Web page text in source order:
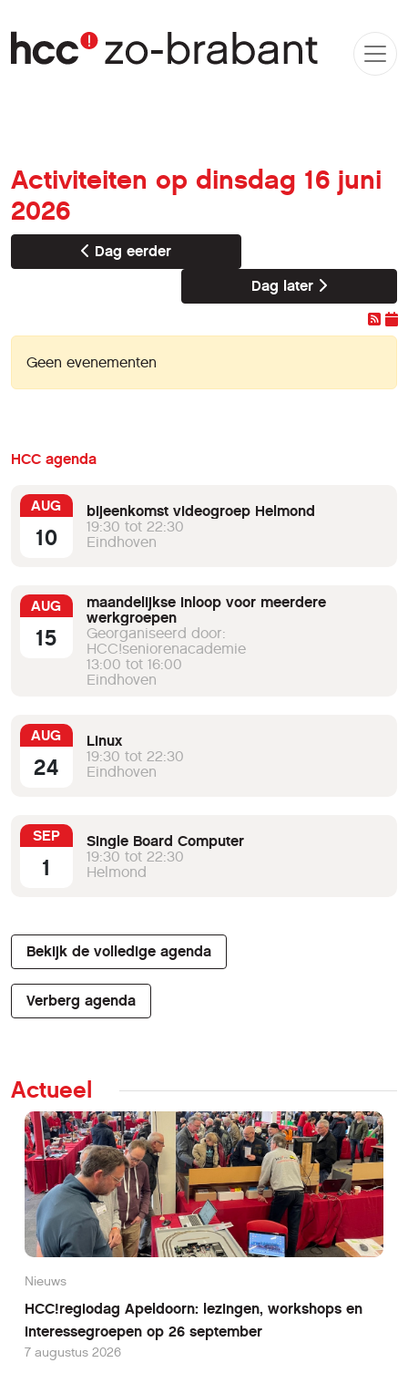
Activiteiten op dinsdag 16 juni
2026
Dag eerder
Dag later
Geen evenementen
HCC agenda
AUG
10
bijeenkomst videogroep Helmond
19:30 tot 22:30
Eindhoven
AUG
15
maandelijkse inloop voor meerdere
werkgroepen
Georganiseerd door:
HCC!seniorenacademie
13:00 tot 16:00
Eindhoven
AUG
24
Linux
19:30 tot 22:30
Eindhoven
SEP
1
Single Board Computer
19:30 tot 22:30
Helmond
Bekijk de volledige agenda
Verberg agenda
Actueel
Nieuws
HCC!regiodag Apeldoorn: lezingen, workshops en
interessegroepen op 26 september
7 augustus 2026